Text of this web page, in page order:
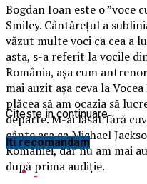
Bogdan Ioan este o ”voce
Smiley. Cântăreţul a
văzut multe voci ca cea a
asta, s-a referit la vocile
România, aşa cum
mai auzit aşa ceva la
plăcea să am ocazia să
departe. M-ai lăsat fără
cânte aşa ca Michael
României, dar nu am mai
după prima audiţie.
Citeste in continuare
Iti recomandam